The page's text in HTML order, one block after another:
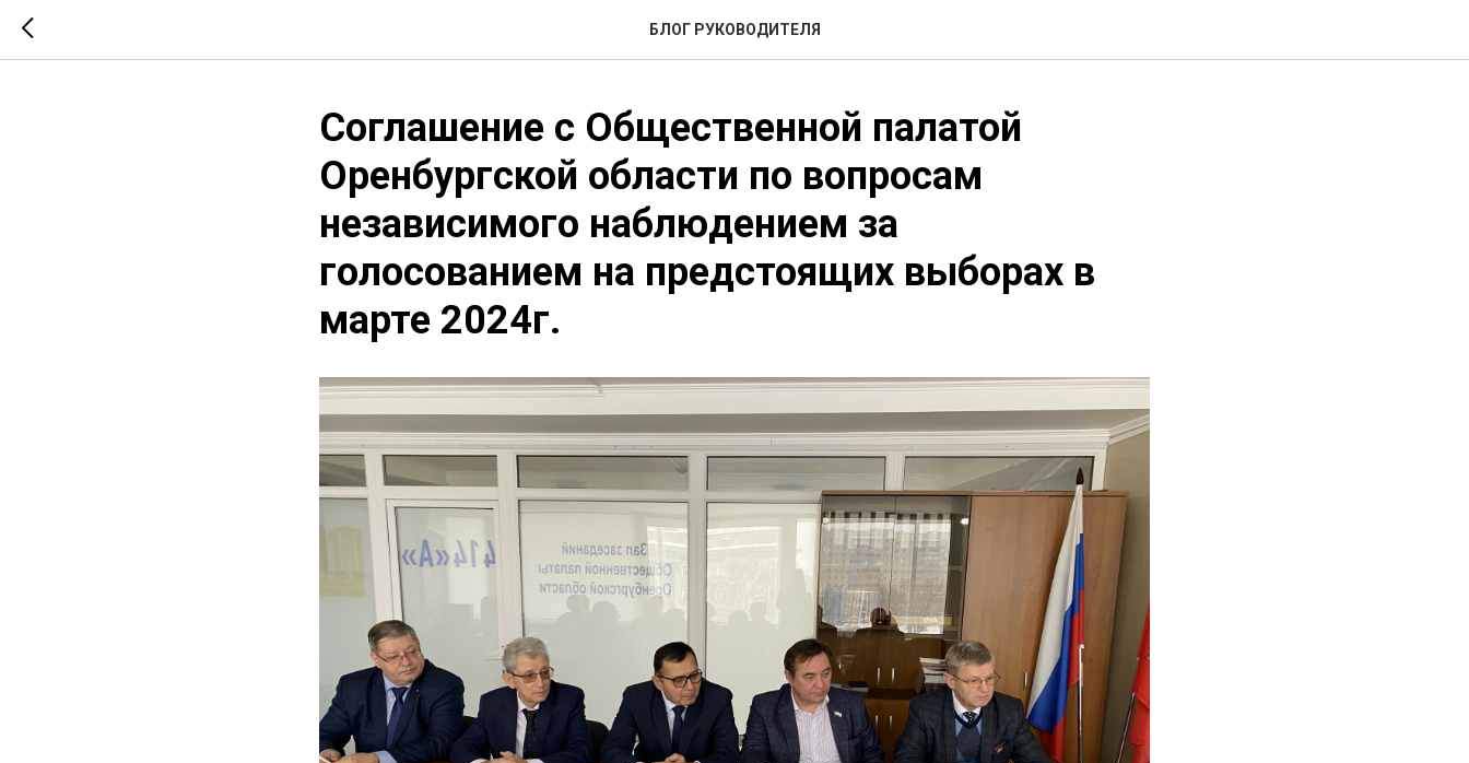
БЛОГ РУКОВОДИТЕЛЯ
Соглашение с Общественной палатой
Оренбургской области по вопросам
независимого наблюдением за
голосованием на предстоящих выборах в
марте 2024г.